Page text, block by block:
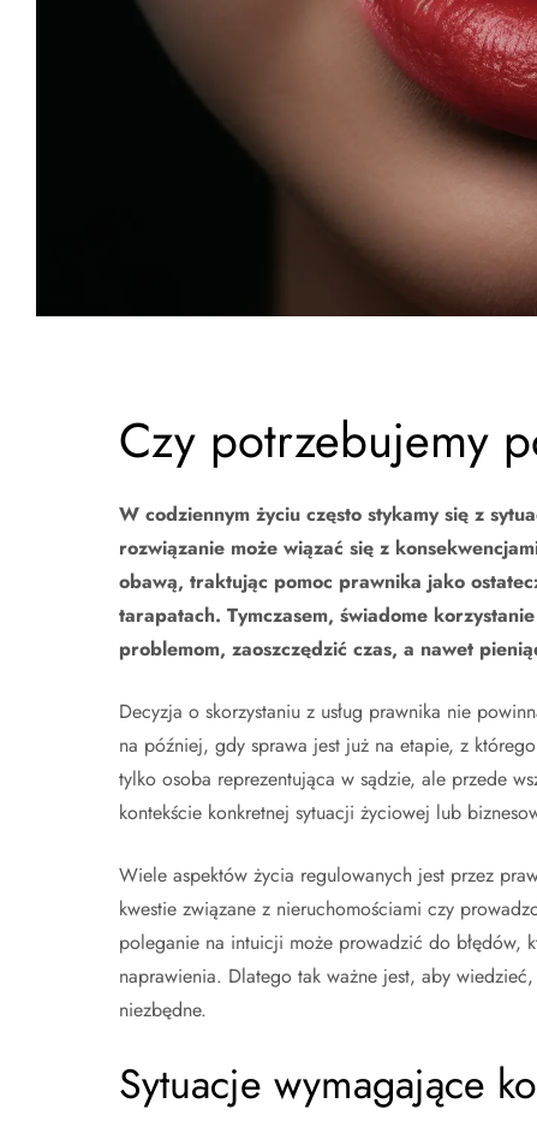
Czy potrzebujemy
W codziennym życiu często stykamy się z
rozwiązanie może wiązać się z
obawą, traktując pomoc prawnika jako
tarapatach. Tymczasem, świadome
problemom, zaoszczędzić czas, a nawet
Decyzja o skorzystaniu z usług prawnika nie
na później, gdy sprawa jest już na etapie, z
tylko osoba reprezentująca w sądzie, ale przede
kontekście konkretnej sytuacji życiowej lub
Wiele aspektów życia regulowanych jest przez
kwestie związane z nieruchomościami czy
poleganie na intuicji może prowadzić do błędów,
naprawienia. Dlatego tak ważne jest, aby
niezbędne.
Sytuacje wymagające